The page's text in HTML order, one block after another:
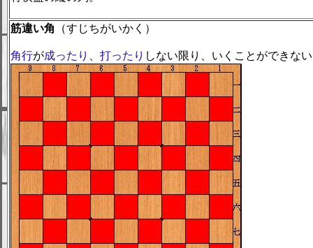
筋違い角 （すじちがいかく）
角行が成ったり 打ったり しない限り、いくことができな